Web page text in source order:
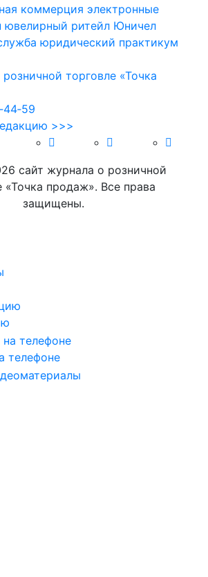
коммерция электронные
ювелирный ритейл Юничел
юридический практикум
>>>
сайт журнала о розничной
«Точка продаж». Все права
защищены.
телефоне